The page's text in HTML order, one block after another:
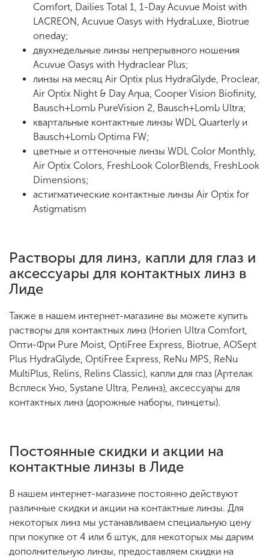
Comfort, Dailies Total 1, 1-Day Acuvue Moist with
LACREON, Acuvue Oasys with HydraLuxe, Biotrue
oneday;
двухнедельные линзы непрерывного ношения
Acuvue Oasys with Hydraclear Plus;
линзы на месяц Air Optix plus HydraGlyde, Proclear,
Air Optix Night & Day Aqua, Cooper Vision Biofinity,
Bausch+Lomb PureVision 2, Bausch+Lomb Ultra;
квартальные контактные линзы WDL Quarterly и
Bausch+Lomb Optima FW;
цветные и оттеночные линзы WDL Color Monthly,
Air Optix Colors, FreshLook ColorBlends, FreshLook
Dimensions;
астигматические контактные линзы Air Optix for
Astigmatism
Растворы для линз, капли для глаз и
аксессуары для контактных линз в
Лиде
Также в нашем интернет-магазине вы можете купить
растворы для контактных линз (Horien Ultra Comfort,
Опти-Фри Pure Moist, OptiFree Express, Biotrue, AOSept
Plus HydraGlyde, OptiFree Express, ReNu MPS, ReNu
MultiPlus, Relins, Relins Classic), капли для глаз (Артелак
Всплеск Уно, Systane Ultra, Релинз), аксессуары для
контактных линз (дорожные наборы, пинцеты).
Постоянные скидки и акции на
контактные линзы в Лиде
В нашем интернет-магазине постоянно действуют
различные скидки и акции на контактные линзы. Для
некоторых линз мы устанавливаем специальную цену
при покупке от 4 или 6 штук, для некоторых мы дарим
дополнительную линзы, предоставляем скидки на